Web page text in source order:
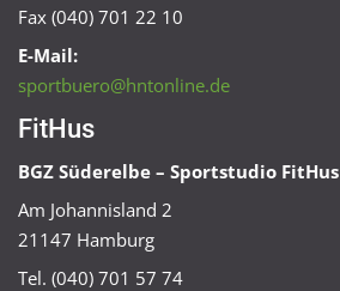
Fax (040) 701 22 10
E-Mail:
sportbuero@hntonline.de
FitHus
BGZ Süderelbe – Sportstudio FitHus
Am Johannisland 2
21147 Hamburg
Tel. (040) 701 57 74